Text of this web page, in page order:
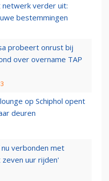
netwerk verder uit:
bestemmingen
probeert onrust bij
over overname TAP
op Schiphol opent
deuren
verbonden met
uur rijden'